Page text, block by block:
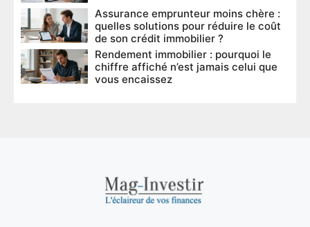
Assurance emprunteur moins chère :
quelles solutions pour réduire le coût
de son crédit immobilier ?
Rendement immobilier : pourquoi le
chiffre affiché n’est jamais celui que
vous encaissez